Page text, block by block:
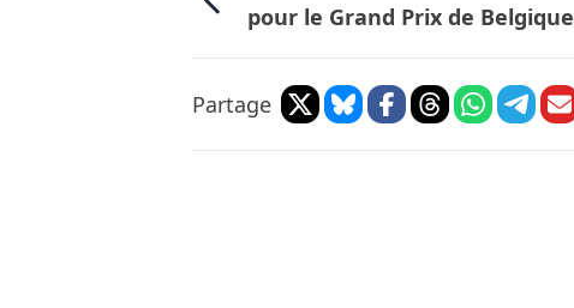
pour le Grand Prix de Belgique
Partage